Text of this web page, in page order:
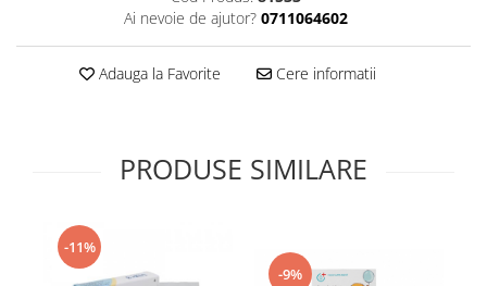
Tincturi si Gemoderivate
Tuse gat si respiratie
Ai nevoie de ajutor? 0711064602
Adauga la Favorite Cere informatii
PRODUSE SIMILARE
-11%
-9%